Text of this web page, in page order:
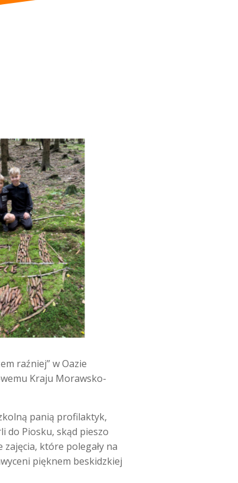
raźniej” w Oazie
Kraju Morawsko-
panią profilaktyk,
do Piosku, skąd pieszo
które polegały na
pięknem beskidzkiej